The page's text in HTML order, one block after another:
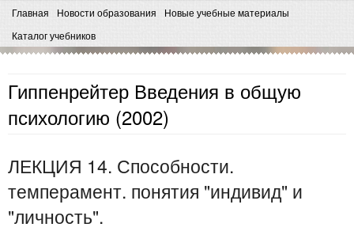
Главная Новости образования
Новые учебные материалы
Каталог учебников
Гиппенрейтер Введения в общую
психологию (2002)
ЛЕКЦИЯ 14. Способности.
темперамент. понятия "индивид" и
"личность".